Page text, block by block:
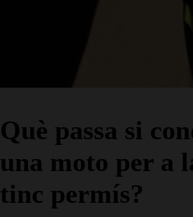
Què passa si
una moto per a
tinc permís?